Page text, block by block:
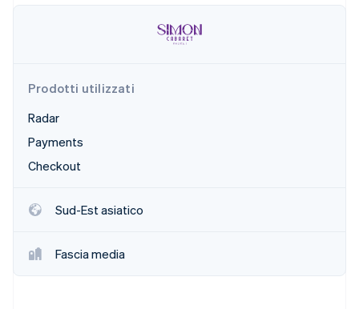
Conti finanziari
Altro
Scopri cosa ti aspetta
Radar
Prevenzione delle frodi
Identity
Verifica online dell'identità
Organizzazioni non
Servizi professionali
Esempi di codice
Blog per sviluppatori
Stato dell'API
Prodotti utilizzati
Radar
Payments
Checkout
Sud-Est asiatico
Fascia media